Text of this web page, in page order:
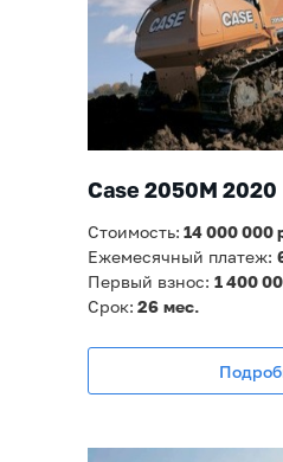
Стоимость: 14 000000
Ежемесячный платеж:
Первый взнос: 1 400
Срок: 26 мес.
Case 2050М 2020